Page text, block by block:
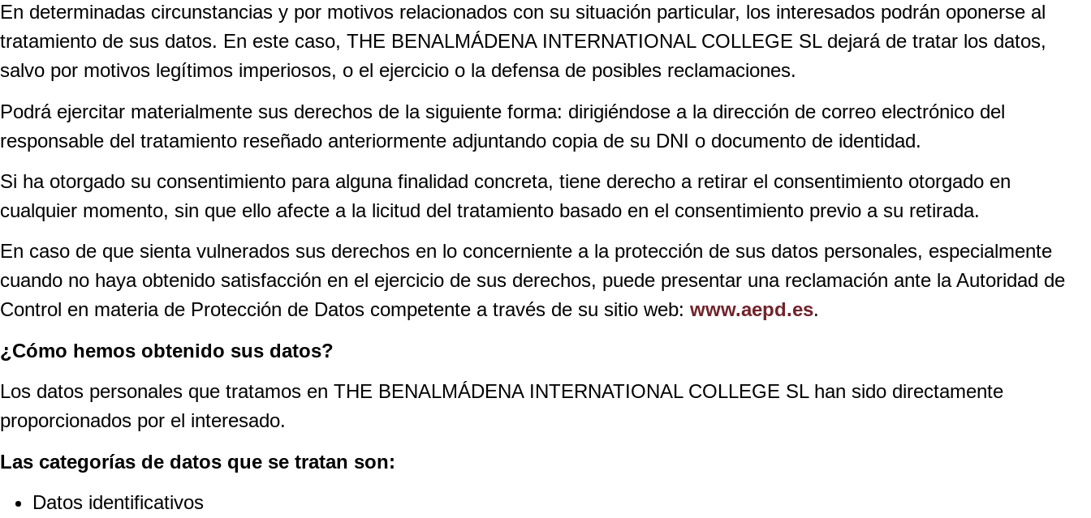
En determinadas circunstancias y por motivos relacionados con su situación particular, los interesados podrán oponerse al
tratamiento de sus datos. En este caso, THE BENALMÁDENA INTERNATIONAL COLLEGE SL dejará de tratar los datos,
salvo por motivos legítimos imperiosos, o el ejercicio o la defensa de posibles reclamaciones.
Podrá ejercitar materialmente sus derechos de la siguiente forma: dirigiéndose a la dirección de correo electrónico del
responsable del tratamiento reseñado anteriormente adjuntando copia de su DNI o documento de identidad.
Si ha otorgado su consentimiento para alguna finalidad concreta, tiene derecho a retirar el consentimiento otorgado en
cualquier momento, sin que ello afecte a la licitud del tratamiento basado en el consentimiento previo a su retirada.
En caso de que sienta vulnerados sus derechos en lo concerniente a la protección de sus datos personales, especialmente
cuando no haya obtenido satisfacción en el ejercicio de sus derechos, puede presentar una reclamación ante la Autoridad de
Control en materia de Protección de Datos competente a través de su sitio web: www.aepd.es.
¿Cómo hemos obtenido sus datos?
Los datos personales que tratamos en THE BENALMÁDENA INTERNATIONAL COLLEGE SL han sido directamente
proporcionados por el interesado.
Las categorías de datos que se tratan son:
Datos identificativos